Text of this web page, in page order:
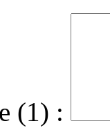
(1) :